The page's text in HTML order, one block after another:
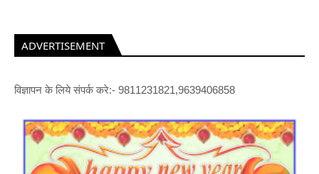
ADVERTISEMENT
विज्ञापन के लिये संपर्क करे:- 9811231821,9639406858